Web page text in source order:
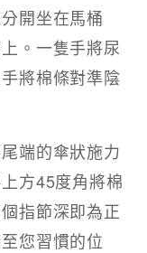
開坐在馬桶
。一隻手將尿
將棉條對準陰
端的傘狀施力
方45度角將棉
指節深即為正
您習慣的位